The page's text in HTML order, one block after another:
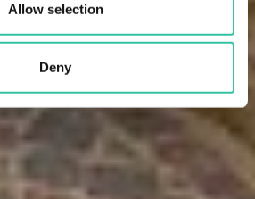
Allow selection
Deny